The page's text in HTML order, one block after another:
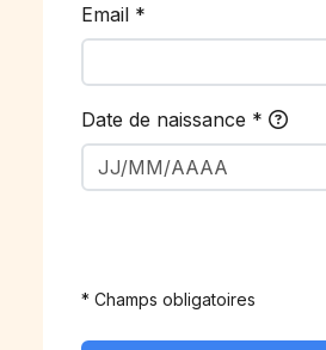
Email *
Date de naissance *
* Champs obligatoires